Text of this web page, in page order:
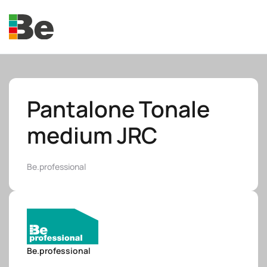
Skip to main content
Pantalone Tonale
medium JRC
Be.professional
Be.professional